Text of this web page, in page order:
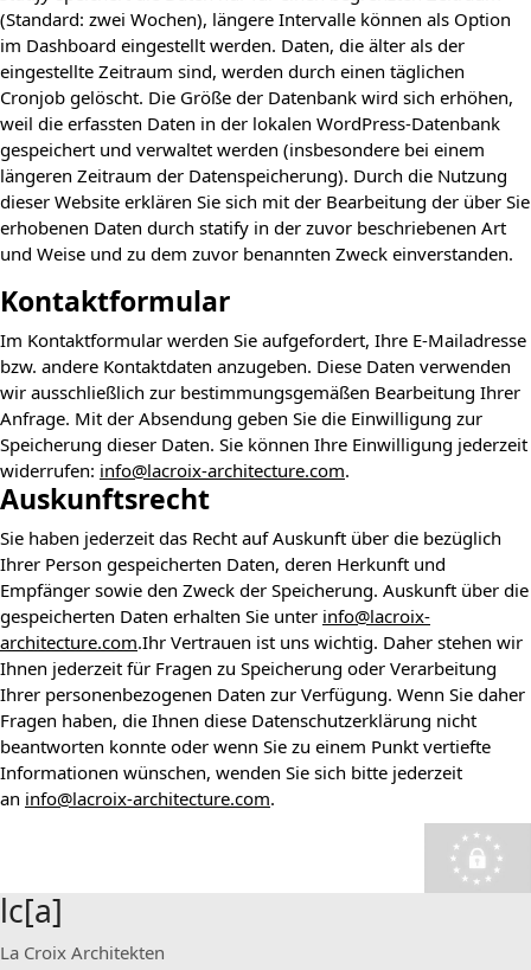
(Standard: zwei Wochen), längere Intervalle können als Option
im Dashboard eingestellt werden. Daten, die älter als der
eingestellte Zeitraum sind, werden durch einen täglichen
Cronjob gelöscht. Die Größe der Datenbank wird sich erhöhen,
weil die erfassten Daten in der lokalen WordPress-Datenbank
gespeichert und verwaltet werden (insbesondere bei einem
längeren Zeitraum der Datenspeicherung). Durch die Nutzung
dieser Website erklären Sie sich mit der Bearbeitung der über Sie
erhobenen Daten durch statify in der zuvor beschriebenen Art
und Weise und zu dem zuvor benannten Zweck einverstanden.
Kontaktformular
Im Kontaktformular werden Sie aufgefordert, Ihre E-Mailadresse
bzw. andere Kontaktdaten anzugeben. Diese Daten verwenden
wir ausschließlich zur bestimmungsgemäßen Bearbeitung Ihrer
Anfrage. Mit der Absendung geben Sie die Einwilligung zur
Speicherung dieser Daten. Sie können Ihre Einwilligung jederzeit
widerrufen: info@lacroix-architecture.com.
Auskunftsrecht
Sie haben jederzeit das Recht auf Auskunft über die bezüglich
Ihrer Person gespeicherten Daten, deren Herkunft und
Empfänger sowie den Zweck der Speicherung. Auskunft über die
gespeicherten Daten erhalten Sie unter info@lacroix-
architecture.com.Ihr Vertrauen ist uns wichtig. Daher stehen wir
Ihnen jederzeit für Fragen zu Speicherung oder Verarbeitung
Ihrer personenbezogenen Daten zur Verfügung. Wenn Sie daher
Fragen haben, die Ihnen diese Datenschutzerklärung nicht
beantworten konnte oder wenn Sie zu einem Punkt vertiefte
Informationen wünschen, wenden Sie sich bitte jederzeit
an info@lacroix-architecture.com.
lc[a]
La Croix Architekten